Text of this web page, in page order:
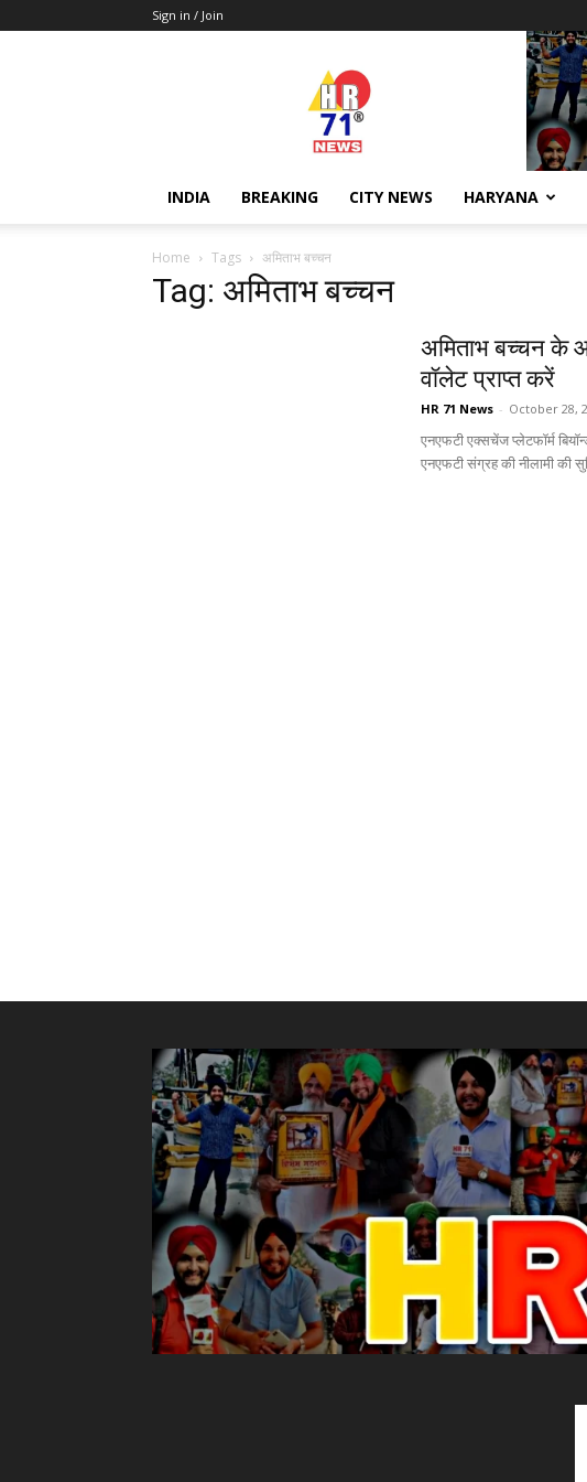
Sign in / Join
Hr71news
INDIA BREAKING CITY NEWS HARYANA
Home Tags अमिताभ बच्चन
Tag: अमिताभ बच्चन
अमिताभ बच्चन के
वॉलेट प्राप्त करें
HR 71 News - October 28,
एनएफटी एक्सचेंज प्लेटफॉर्म
एनएफटी संग्रह की नीलामी की